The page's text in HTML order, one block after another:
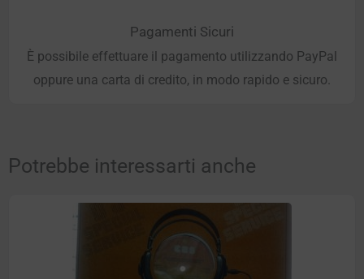
Pagamenti Sicuri
È possibile effettuare il pagamento utilizzando PayPal
oppure una carta di credito, in modo rapido e sicuro.
Potrebbe interessarti anche